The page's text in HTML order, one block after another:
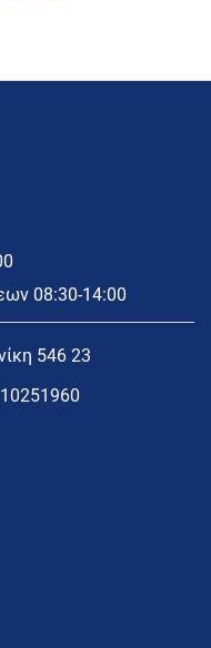
08:30-14:00
546 23